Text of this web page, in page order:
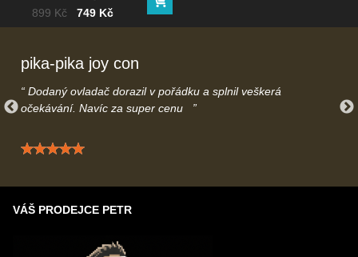
Máte otázky ohledně dodání? Kontaktujte nás na
info@gamecontrol.cz
podsvícením
Cena bez DPH
749 Kč
Před slevou:
899 Kč Do košíku
pika-pika joy con
Dodaný ovladač dorazil v pořádku a splnil veškerá
očekávání. Navíc za super cenu
Hodnocení: 5 / 5
VÁŠ PRODEJCE PETR